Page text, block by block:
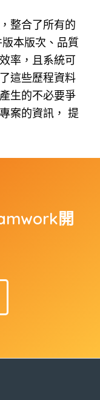
整合了所有的
本版次、品質
率，且系統可
這些歷程資料
生的不必要爭
案的資訊， 提
開